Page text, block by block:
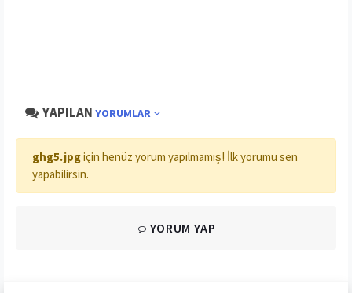
YAPILAN YORUMLAR
ghg5.jpgiçin henüz yorum yapılmamış! İlk yorumu sen
yapabilirsin.
YORUM YAP